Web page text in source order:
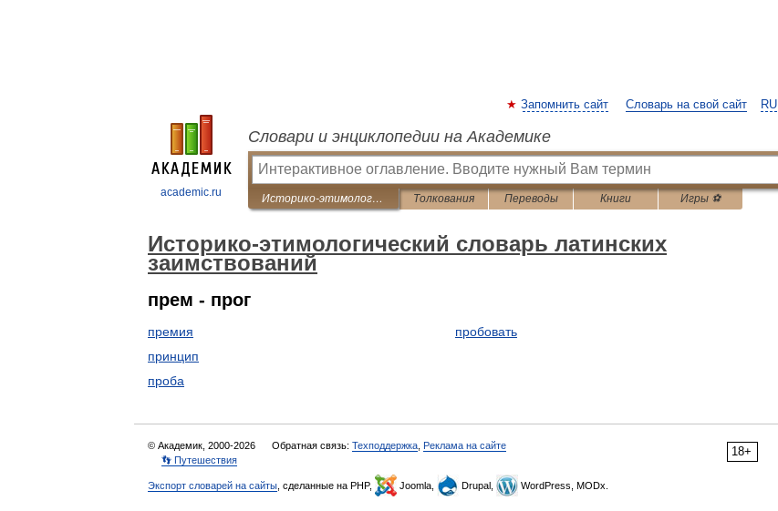
academic.ru
RU
Запомнить сайт Словарь на свой сайт
Словари и энциклопедии на Академике
Историко-этимологический словарь латинских заимствований Толкования Переводы Книги Игры ⚽
Историко-этимологический словарь латинских
заимствований
прем - прог
премия
принцип
проба
пробовать
18+
© Академик, 2000-2026 Обратная связь: Техподдержка Реклама на сайте
👣 Путешествия
Экспорт словарей на сайты , сделанные на PHP, Joomla, Drupal, WordPress, MODx.